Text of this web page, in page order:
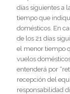
días siguientes a
tiempo que
domésticos. En
de los 21 días
el menor tiempo
vuelos
entenderá por
recepción del
responsabilidad